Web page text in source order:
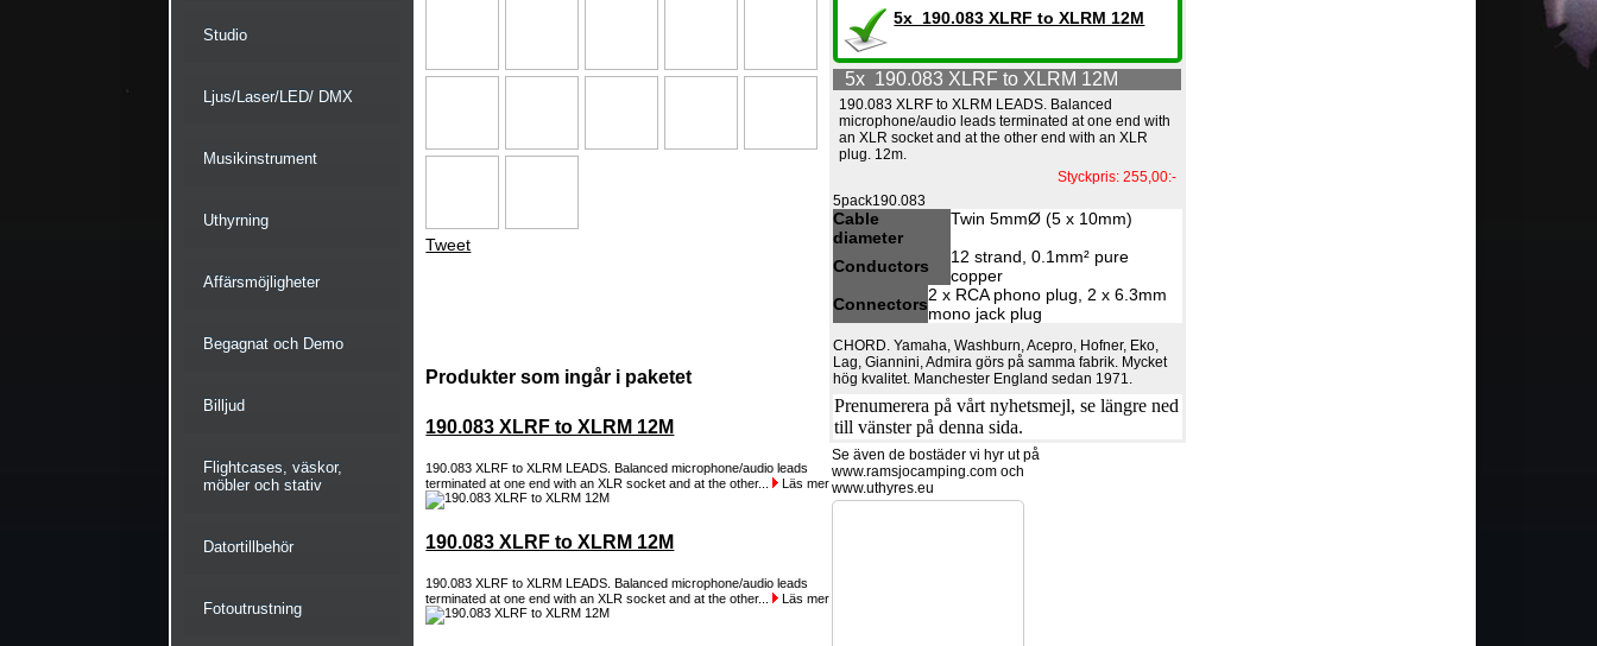
Studio
Ljus/Laser/LED/ DMX
Musikinstrument
Uthyrning
Affärsmöjligheter
Begagnat och Demo
Billjud
Flightcases, väskor,
möbler och stativ
Datortillbehör
Fotoutrustning
Tweet
Produkter som ingår i paketet
190.083 XLRF to XLRM 12M
190.083 XLRF to XLRM LEADS. Balanced microphone/audio leads
terminated at one end with an XLR socket and at the other...
Läs mer
190.083 XLRF to XLRM 12M
190.083 XLRF to XLRM LEADS. Balanced microphone/audio leads
terminated at one end with an XLR socket and at the other...
Läs mer
5x 190.083 XLRF to XLRM 12M
5x 190.083 XLRF to XLRM 12M
190.083 XLRF to XLRM LEADS. Balanced
microphone/audio leads terminated at one end with
an XLR socket and at the other end with an XLR
plug. 12m.
Styckpris: 255,00:-
5pack190.083
Cable
diameter
Twin 5mmØ (5 x 10mm)
Conductors
12 strand, 0.1mm² pure
copper
Connectors2 x RCA phono plug, 2 x 6.3mm
mono jack plug
CHORD. Yamaha, Washburn, Acepro, Hofner, Eko,
Lag, Giannini, Admira görs på samma fabrik. Mycket
hög kvalitet. Manchester England sedan 1971.
Prenumerera på vårt nyhetsmejl, se längre ned
till vänster på denna sida.
Se även de bostäder vi hyr ut på
www.ramsjocamping.com och
www.uthyres.eu